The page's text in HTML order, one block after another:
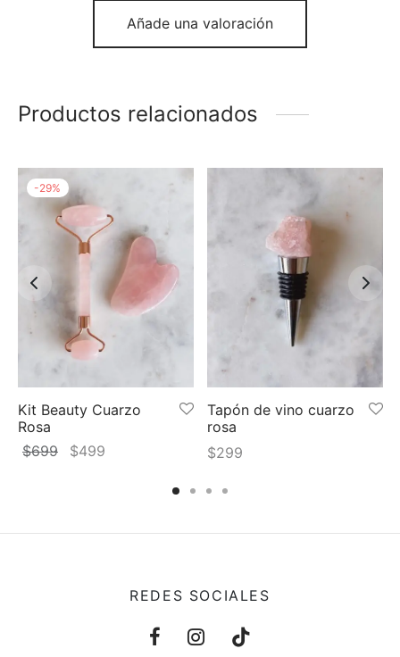
Añade una valoración
Productos relacionados
-29%
Kit Beauty Cuarzo
Rosa
$699
El
$699.
$499
$499.
Tapón de vino cuarzo
rosa
$299
REDES SOCIALES